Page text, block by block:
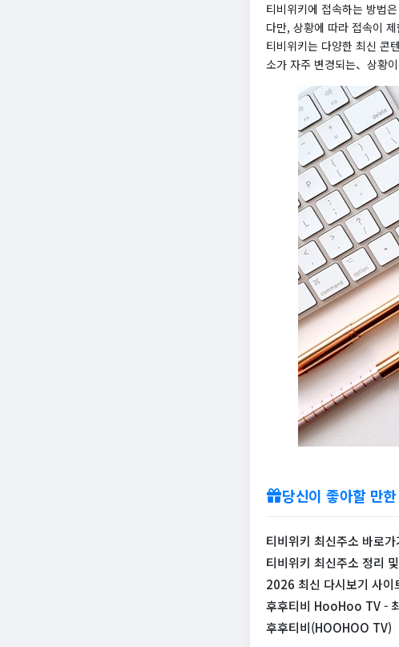
티비위키에 접속하는 방법
다만, 상황에 따라 접속이
티비위키는 다양한 최신 콘
소가 자주 변경되는、상황
당신이 좋아할 만
티비위키 최신주소 바로
티비위키 최신주소 정리
2026 최신 다시보기 사이
후후티비 HooHoo TV -
후후티비(HOOHOO TV)